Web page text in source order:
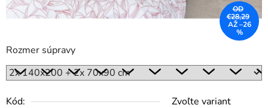
Rozmer súpravy
Kód: Zvoľte variant
OD
€28,29
AŽ –26
%